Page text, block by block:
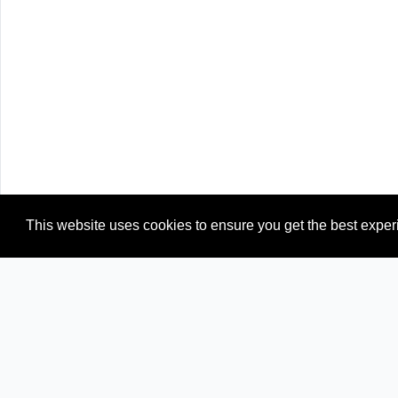
This website uses cookies to ensure you get the best